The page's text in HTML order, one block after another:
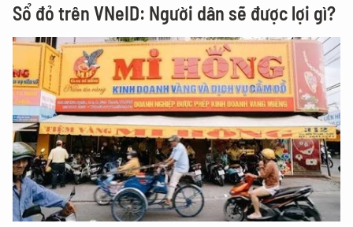
Sổ đỏ trên VNeID: Người dân sẽ được lợi gì?